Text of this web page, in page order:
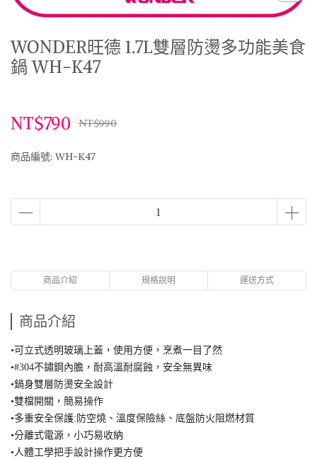
WONDER旺德 1.7L雙層防燙多功能美食
鍋 WH-K47
NT$790 NT$990
商品編號:WH-K47
商品介紹 規格說明 運送方式
商品介紹
•可立式透明玻璃上蓋，使用方便，烹煮一目了然
•#304不鏽鋼內膽，耐高溫耐腐蝕，安全無異味
•鍋身雙層防燙安全設計
•雙檔開關，簡易操作
•多重安全保護:防空燒、溫度保險絲、底盤防火阻燃材質
•分離式電源，小巧易收納
•人體工學把手設計操作更方便